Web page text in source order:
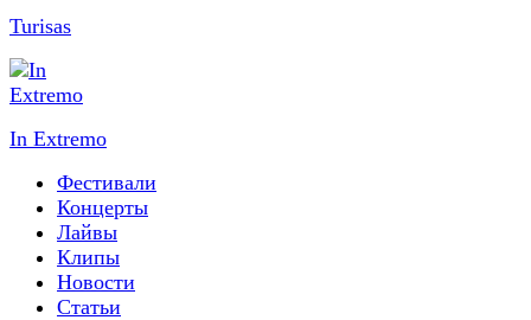
Turisas
In Extremo
Фестивали
Концерты
Лайвы
Клипы
Новости
Статьи